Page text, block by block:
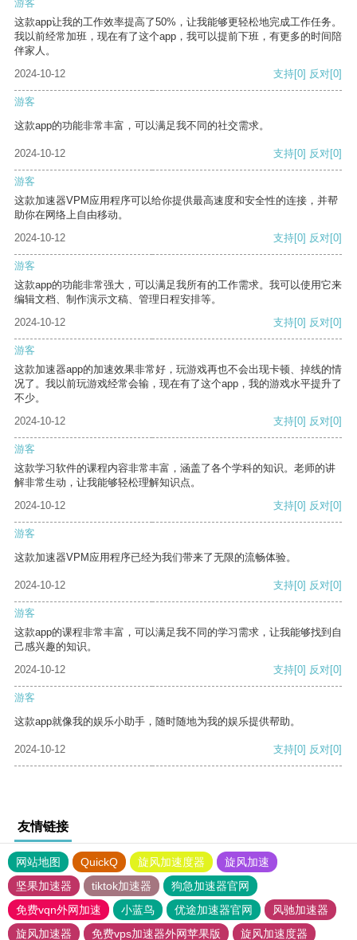
游客
这款app让我的工作效率提高了50%，让我能够更轻松地完成工作任务。
我以前经常加班，现在有了这个app，我可以提前下班，有更多的时间陪
伴家人。
2024-10-12
支持[0] 反对[0]
游客
这款app的功能非常丰富，可以满足我不同的社交需求。
2024-10-12 支持[0] 反对[0]
游客
这款加速器VPM应用程序可以给你提供最高速度和安全性的连接，并帮
助你在网络上自由移动。
2024-10-12
支持[0] 反对[0]
游客
这款app的功能非常强大，可以满足我所有的工作需求。我可以使用它来
编辑文档、制作演示文稿、管理日程安排等。
2024-10-12
支持[0] 反对[0]
游客
这款加速器app的加速效果非常好，玩游戏再也不会出现卡顿、掉线的情
况了。我以前玩游戏经常会输，现在有了这个app，我的游戏水平提升了
不少。
2024-10-12
支持[0] 反对[0]
游客
这款学习软件的课程内容非常丰富，涵盖了各个学科的知识。老师的讲
解非常生动，让我能够轻松理解知识点。
2024-10-12
支持[0] 反对[0]
游客
这款加速器VPM应用程序已经为我们带来了无限的流畅体验。
2024-10-12 支持[0] 反对[0]
游客
这款app的课程非常丰富，可以满足我不同的学习需求，让我能够找到自
己感兴趣的知识。
2024-10-12
支持[0] 反对[0]
游客
这款app就像我的娱乐小助手，随时随地为我的娱乐提供帮助。
2024-10-12 支持[0] 反对[0]
友情链接
网站地图 QuickQ 旋风加速度器
旋风加速
坚果加速器
tiktok加速器
狗急加速器官网
免费vqn外网加速
小蓝鸟 优途加速器官网
风驰加速器
旋风加速器
免费vps加速器外网苹果版 旋风加速度器